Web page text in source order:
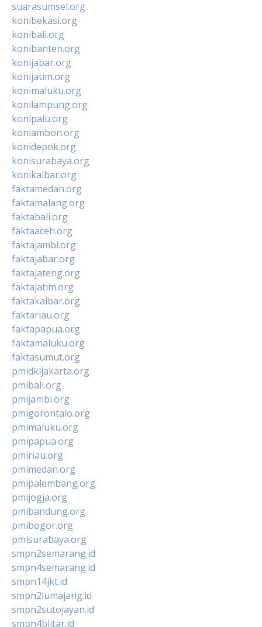
suarasumsel.org
konibekasi.org
konibali.org
konibanten.org
konijabar.org
konijatim.org
konimaluku.org
konilampung.org
konipalu.org
koniambon.org
konidepok.org
konisurabaya.org
konikalbar.org
faktamedan.org
faktamalang.org
faktabali.org
faktaaceh.org
faktajambi.org
faktajabar.org
faktajateng.org
faktajatim.org
faktakalbar.org
faktariau.org
faktapapua.org
faktamaluku.org
faktasumut.org
pmidkijakarta.org
pmibali.org
pmijambi.org
pmigorontalo.org
pmimaluku.org
pmipapua.org
pmiriau.org
pmimedan.org
pmipalembang.org
pmijogja.org
pmibandung.org
pmibogor.org
pmisurabaya.org
smpn2semarang.id
smpn4semarang.id
smpn14jkt.id
smpn2lumajang.id
smpn2sutojayan.id
smpn4blitar.id